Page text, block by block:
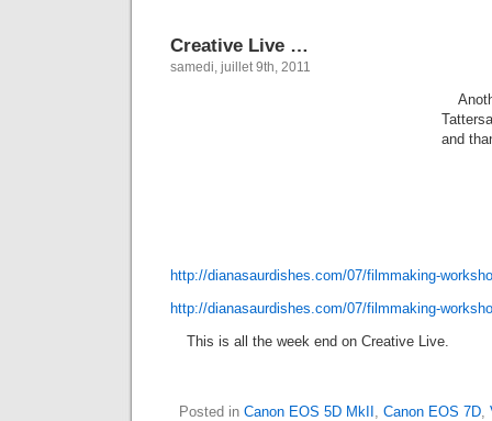
Creative Live …
samedi, juillet 9th, 2011
and
http://dianasaurdishes.com/07/filmmaking-
http://dianasaurdishes.com/07/filmmaking-
This is all the week end on Creative Live.
Posted in Canon EOS 5D MkII , Canon EOS 7D,